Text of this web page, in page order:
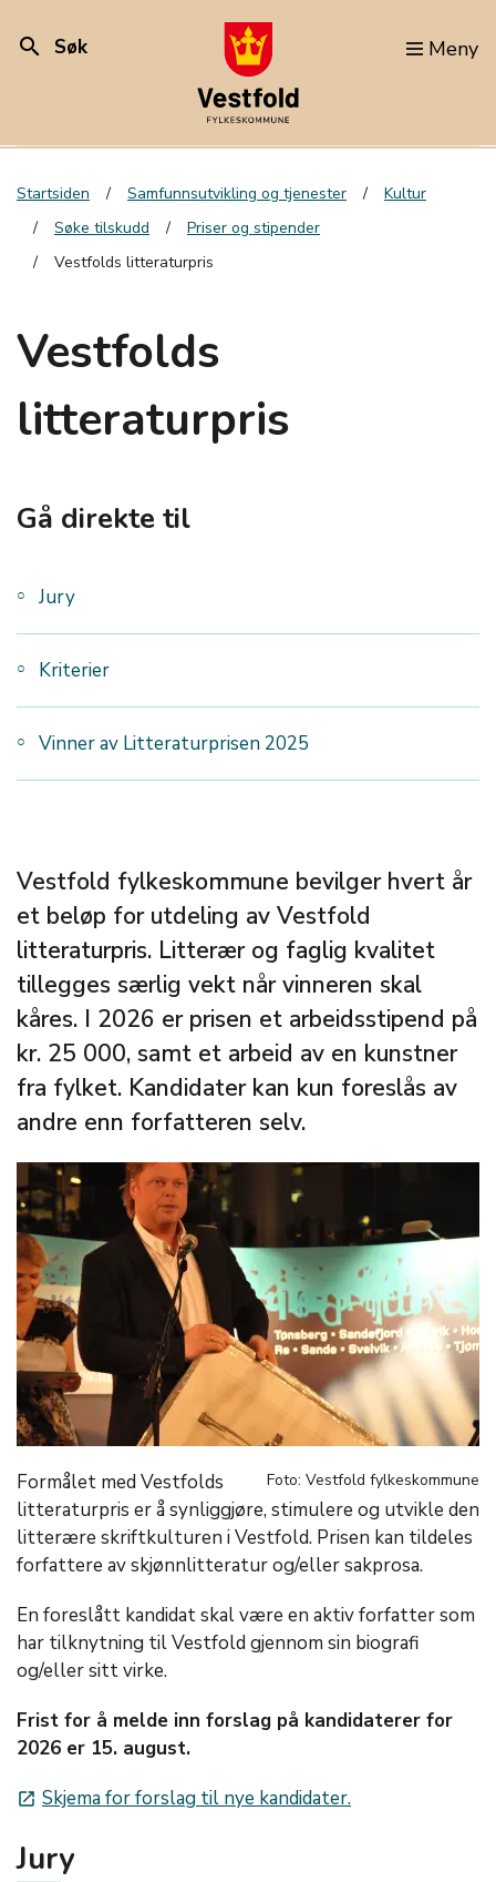
search Søk Meny
Startsiden Samfunnsutvikling og tjenester
Kultur
Søke tilskudd
Priser og stipender
Vestfolds litteraturpris
Vestfolds
litteraturpris
Gå direkte til
Jury
Kriterier
Vinner av Litteraturprisen 2025
Vestfold fylkeskommune bevilger hvert år
et beløp for utdeling av Vestfold
litteraturpris. Litterær og faglig kvalitet
tillegges særlig vekt når vinneren skal
kåres. I 2026 er prisen et arbeidsstipend på
kr. 25 000, samt et arbeid av en kunstner
fra fylket. Kandidater kan kun foreslås av
andre enn forfatteren selv.
Foto: Vestfold fylkeskommune
Formålet med Vestfolds
litteraturpris er å synliggjøre, stimulere og utvikle den
litterære skriftkulturen i Vestfold. Prisen kan tildeles
forfattere av skjønnlitteratur og/eller sakprosa.
En foreslått kandidat skal være en aktiv forfatter som
har tilknytning til Vestfold gjennom sin biografi
og/eller sitt virke.
Frist for å melde inn forslag på kandidaterer for
2026 er 15. august.
launch Skjema for forslag til nye kandidater.
Jury